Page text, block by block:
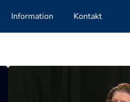
Information Kontakt